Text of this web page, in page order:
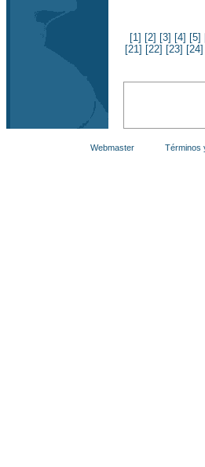
[1] [2] [3] [4] [5]
[21] [22] [23] [24]
Webmaster Términos